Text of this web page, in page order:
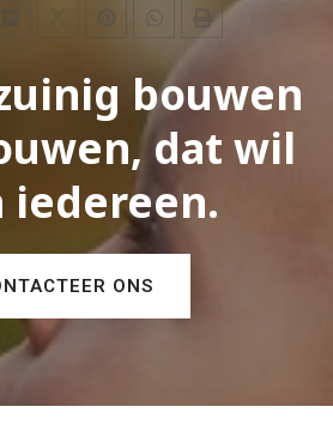
bouwen
dat wil
iedereen.
ONS